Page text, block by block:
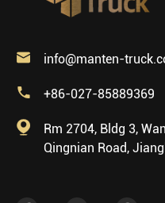
 info@manten-
 +86-027-85889369

Rm 2704, Bldg 3,
Qingnian Road,